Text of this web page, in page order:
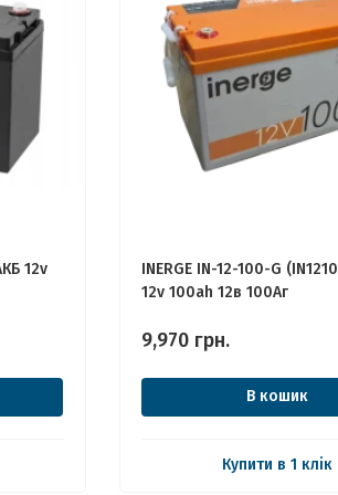
12v
INERGE IN-12-100-G
12v 100ah 12в 100Аг
9,970 грн.
В кошик
Купити в 1 клік